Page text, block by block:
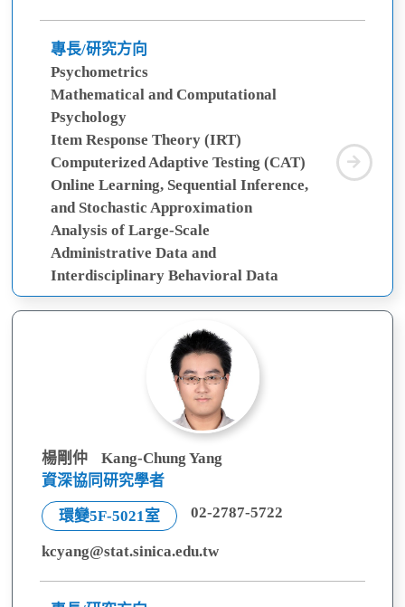
專長/研究方向
Psychometrics
Mathematical and Computational
Psychology
Item Response Theory (IRT)
Computerized Adaptive Testing (CAT)
Online Learning, Sequential Inference,
and Stochastic Approximation
Analysis of Large-Scale
Administrative Data and
Interdisciplinary Behavioral Data
楊
昊
楊剛仲
Kang-Chung Yang
資深協同研究學者
環變5F-5021室 02-2787-5722
kcyang@stat.sinica.edu.tw